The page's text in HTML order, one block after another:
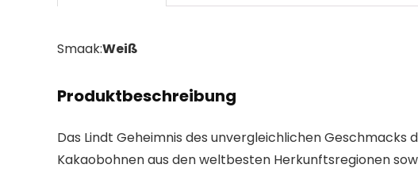
Smaak:Weiß
Produktbeschreibung
Das Lindt Geheimnis des unvergleichlichen
Kakaobohnen aus den weltbesten Herkunftsregionen